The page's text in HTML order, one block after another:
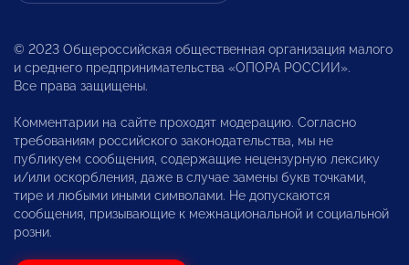
© 2023 Общероссийская общественная организация малого
и среднего предпринимательства «ОПОРА РОССИИ».
Все права защищены.
Комментарии на сайте проходят модерацию. Согласно
требованиям российского законодательства, мы не
публикуем сообщения, содержащие нецензурную лексику
и/или оскорбления, даже в случае замены букв точками,
тире и любыми иными символами. Не допускаются
сообщения, призывающие к межнациональной и социальной
розни.